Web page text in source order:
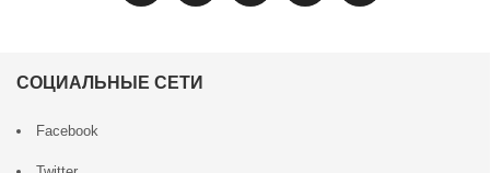
СОЦИАЛЬНЫЕ СЕТИ
Facebook